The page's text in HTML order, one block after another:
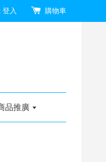
入 購物車
品推廣